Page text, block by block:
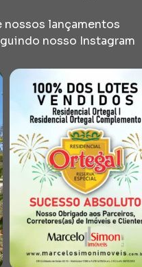
nossos lançamentos
nosso Instagram